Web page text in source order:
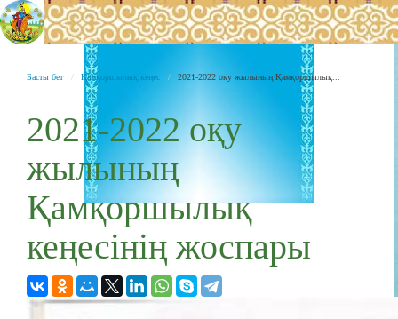
Басты бет Қамқоршылық кеңес 2021-2022 оқу жылының Қамқоршылық...
2021-2022 оқу
жылының
Қамқоршылық
кеңесінің жоспары